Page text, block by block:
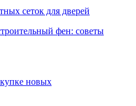
сеток для дверей
фен: советы
новых